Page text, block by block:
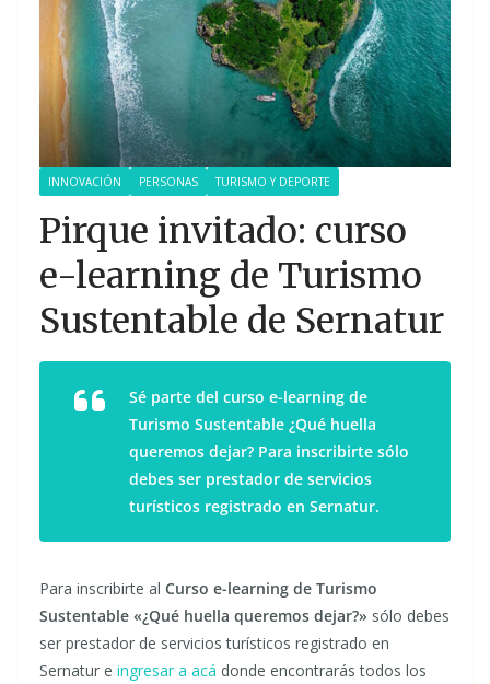
INNOVACIÓN PERSONAS TURISMO Y DEPORTE
Pirque invitado: curso
e-learning de Turismo
Sustentable de Sernatur
Sé parte del curso e-learning de
Turismo Sustentable ¿Qué huella
queremos dejar? Para inscribirte sólo
debes ser prestador de servicios
turísticos registrado en Sernatur.
Para inscribirte al Curso e-learning de Turismo
Sustentable «¿Qué huella queremos dejar?» sólo debes
ser prestador de servicios turísticos registrado en
Sernatur e ingresar a acá donde encontrarás todos los